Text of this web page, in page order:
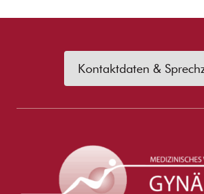
Kontaktdaten &